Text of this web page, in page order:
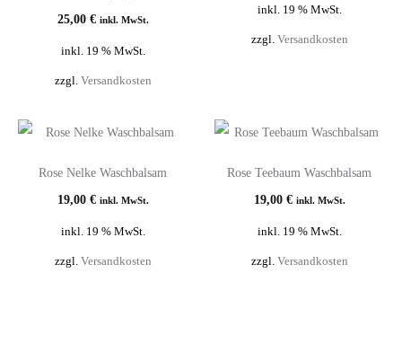
25,00 € inkl. MwSt.
inkl. 19 % MwSt.
zzgl. Versandkosten
inkl. 19 % MwSt.
zzgl. Versandkosten
Rose Nelke Waschbalsam
19,00 € inkl. MwSt.
inkl. 19 % MwSt.
zzgl. Versandkosten
Rose Teebaum Waschbalsam
19,00 € inkl. MwSt.
inkl. 19 % MwSt.
zzgl. Versandkosten